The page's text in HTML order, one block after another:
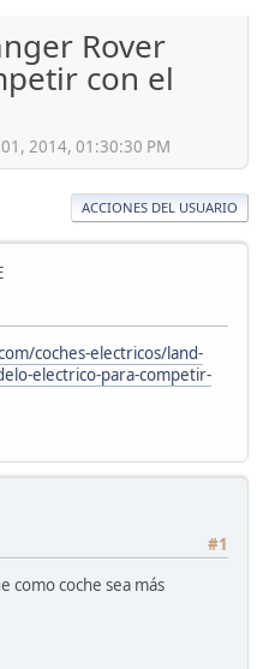
Rover
con el
2014, 01:30:30 PM
ACCIONES DEL USUARIO
coches-electricos/land-
electrico-para-competir-
#1
como coche sea más